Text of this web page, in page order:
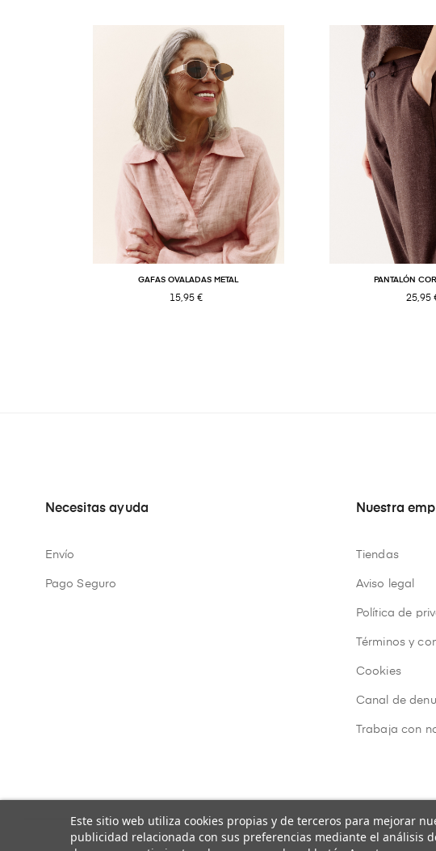
GAFAS OVALADAS METAL
15,95 €
PANTALÓN
25,95
Necesitas ayuda
Envío
Pago Seguro
Nuestra
Tiendas
Aviso legal
Política de
Términos y
Cookies
Canal de
Trabaja con
Este sitio web utiliza cookies propias y de terceros para mejorar
publicidad relacionada con sus preferencias mediante el análisis